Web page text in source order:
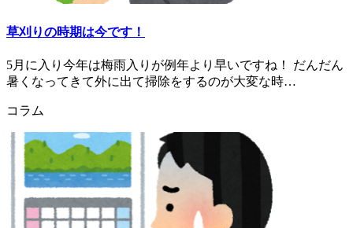
草刈りの時期は今です！
5月に入り今年は梅雨入りが例年より早いですね！ だんだん
暑くなってきて外に出て掃除をするのが大変な時…
コラム